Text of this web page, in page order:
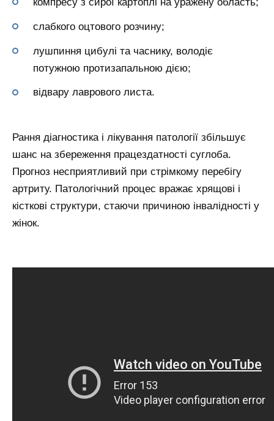
слабкого оцтового розчину;
лушпиння цибулі та часнику, володіє
потужною протизапальною дією;
відвару лаврового листа.
Рання діагностика і лікування патології збільшує
шанс на збереження працездатності суглоба.
Прогноз несприятливий при стрімкому перебігу
артриту. Патологічний процес вражає хрящові і
кісткові структури, стаючи причиною інвалідності у
жінок.